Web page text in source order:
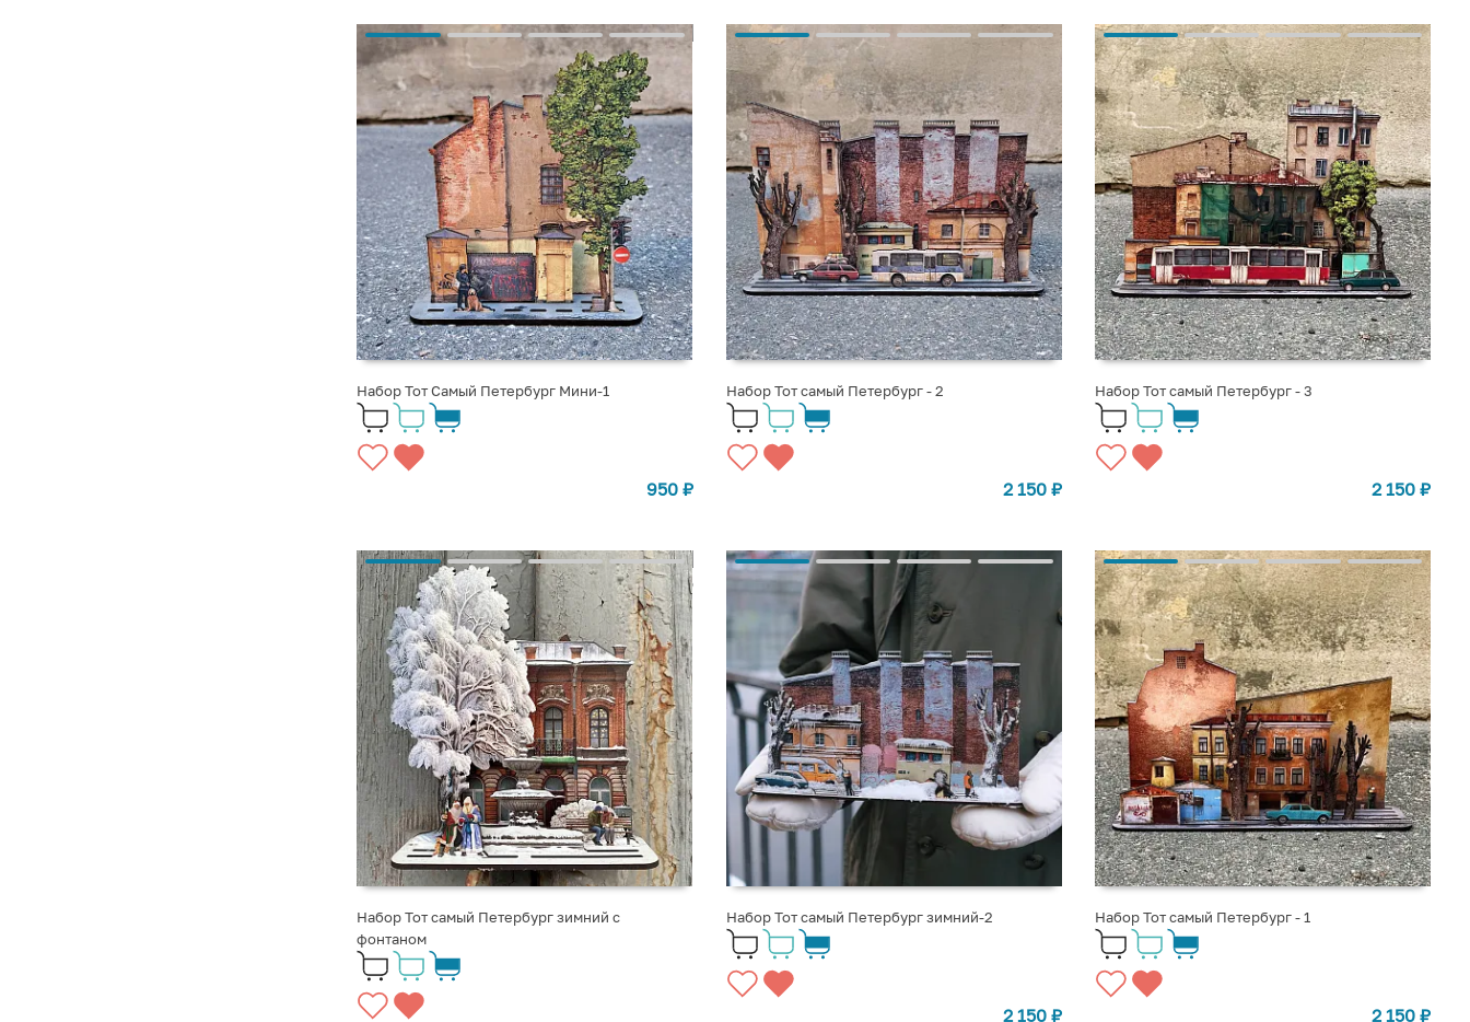
Набор Тот Самый Петербург Мини-1
950 ₽
Набор Тот самый Петербург - 2
2 150 ₽
Набор Тот самый Петербург - 3
2 150 ₽
Набор Тот самый Петербург зимний с
фонтаном
Набор Тот самый Петербург зимний-2
2 150 ₽
Набор Тот самый Петербург - 1
2 150 ₽